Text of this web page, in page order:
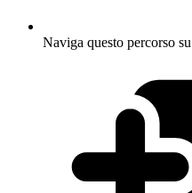
Naviga questo percorso su